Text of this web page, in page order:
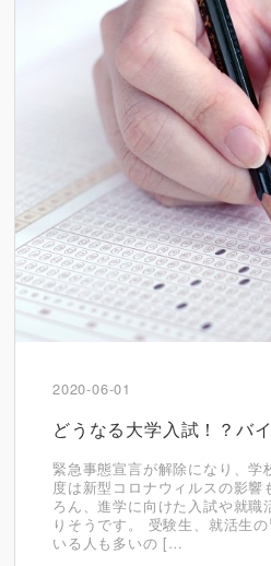
2020-06-01
どうなる大学入試！？バ
緊急事態宣言が解除になり、
度は新型コロナウィルスの影響
ろん、進学に向けた入試や就職
りそうです。 受験生、就活生
いる人も多いの […